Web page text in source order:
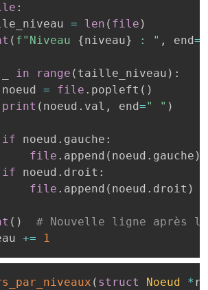
:
= len ( file )
( f"Niveau {niveau} : " , end=
in range ( taille_niveau ) :
= file . popleft ( )
print ( noeud . val , end=" " )
if noeud . gauche :
file . append ( noeud . gauche )
if noeud . droit :
file . append ( noeud . droit )
( )
# Nouvelle ligne après
+= 1
( struct Noeud *